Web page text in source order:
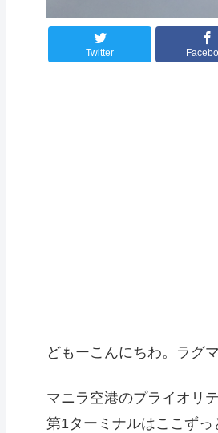
Twitter
どもーこんにちわ。ラグマ
マニラ空港のプライオリ
第1ターミナルはここず